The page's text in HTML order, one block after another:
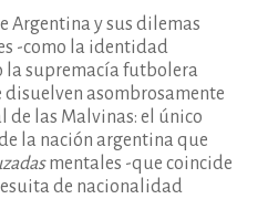
Argentina y sus dilemas
-como la identidad
la supremacía futbolera
disuelven asombrosamente
de las Malvinas: el único
la nación argentina que
mentales -que coincide
de nacionalidad